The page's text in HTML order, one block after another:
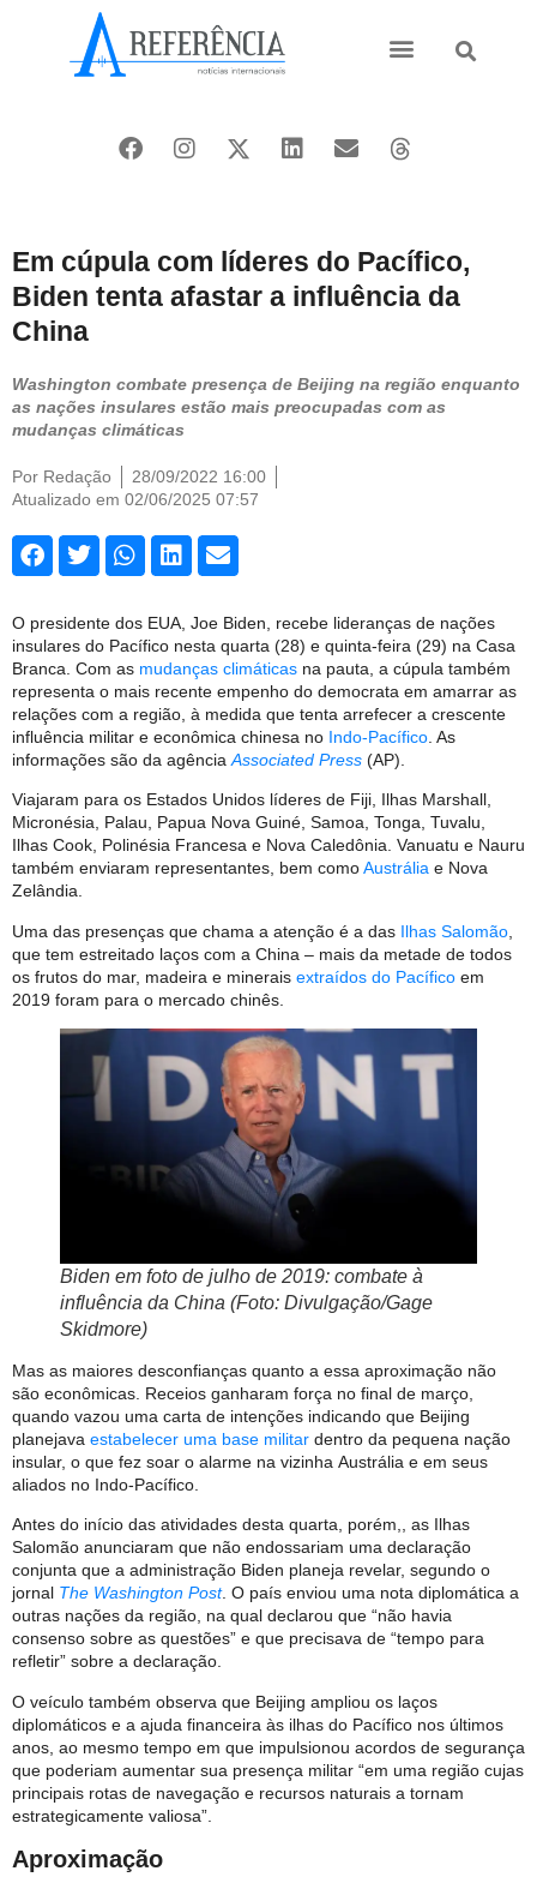
Em cúpula com líderes do Pacífico,
Biden tenta afastar a influência da
China
Washington combate presença de Beijing na região enquanto
as nações insulares estão mais preocupadas com as
mudanças climáticas
Por Redação
28/09/2022 16:00
Atualizado em 02/06/2025 07:57
O presidente dos EUA, Joe Biden, recebe lideranças de nações
insulares do Pacífico nesta quarta (28) e quinta-feira (29) na Casa
Branca. Com as mudanças climáticas na pauta, a cúpula também
representa o mais recente empenho do democrata em amarrar as
relações com a região, à medida que tenta arrefecer a crescente
influência militar e econômica chinesa no Indo-Pacífico . As
informações são da agência Associated Press (AP).
Viajaram para os Estados Unidos líderes de Fiji, Ilhas Marshall,
Micronésia, Palau, Papua Nova Guiné, Samoa, Tonga, Tuvalu,
Ilhas Cook, Polinésia Francesa e Nova Caledônia. Vanuatu e Nauru
também enviaram representantes, bem comoAustrália e Nova
Zelândia.
Uma das presenças que chama a atenção é a das Ilhas Salomão
que tem estreitado laços com a China – mais da metade de todos
os frutos do mar, madeira e minerais extraídos do Pacífico em
2019 foram para o mercado chinês.
Biden em foto de julho de 2019: combate à
influência da China (Foto: Divulgação/Gage
Skidmore)
Mas as maiores desconfianças quanto a essa aproximação não
são econômicas. Receios ganharam força no final de março,
quando vazou uma carta de intenções indicando que Beijing
planejava estabelecer uma base militar dentro da pequena nação
insular, o que fez soar o alarme na vizinha Austrália e em seus
aliados no Indo-Pacífico.
Antes do início das atividades desta quarta, porém,, as Ilhas
Salomão anunciaram que não endossariam uma declaração
conjunta que a administração Biden planeja revelar, segundo o
jornal The Washington Post. O país enviou uma nota diplomática a
outras nações da região, na qual declarou que “não havia
consenso sobre as questões” e que precisava de “tempo para
refletir” sobre a declaração.
O veículo também observa que Beijing ampliou os laços
diplomáticos e a ajuda financeira às ilhas do Pacífico nos últimos
anos, ao mesmo tempo em que impulsionou acordos de segurança
que poderiam aumentar sua presença militar “em uma região cujas
principais rotas de navegação e recursos naturais a tornam
estrategicamente valiosa”.
Aproximação